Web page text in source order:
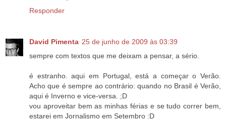
Responder
David Pimenta 25 de junho de 2009 às 03:39
sempre com textos que me deixam a pensar, a sério.
é estranho. aqui em Portugal, está a começar o Verão.
Acho que é sempre ao contrário: quando no Brasil é Verão,
aqui é Inverno e vice-versa. ;D
vou aproveitar bem as minhas férias e se tudo correr bem,
estarei em Jornalismo em Setembro :D